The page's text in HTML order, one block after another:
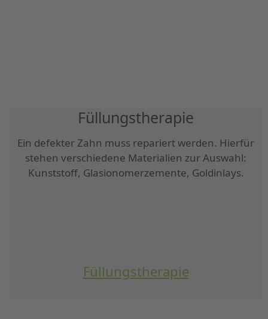
Füllungstherapie
Ein defekter Zahn muss repariert werden. Hierfür
stehen verschiedene Materialien zur Auswahl:
Kunststoff, Glasionomerzemente, Goldinlays.
Füllungstherapie